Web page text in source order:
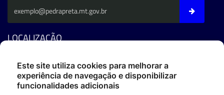
LOCALIZAÇÃO
Av. Fernando C. Da Costa - CEP: 78795-000 - Pedra Preta/MT
Fone: (66) 3486-4400
ouvidoria@pedrapreta.mt.gov.br
Este site utiliza cookies para melhorar a
experiência de navegação e disponibilizar
funcionalidades adicionais